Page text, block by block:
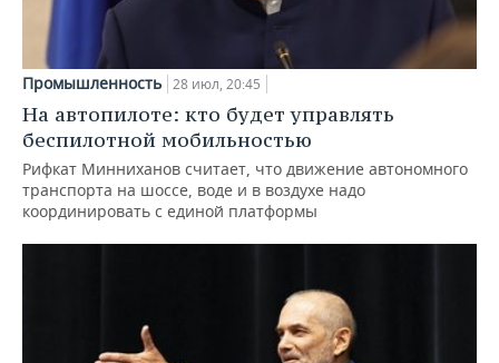
Промышленность 28 июл, 20:45
На автопилоте: кто будет управлять
беспилотной мобильностью
Рифкат Минниханов считает, что движение автономного
транспорта на шоссе, воде и в воздухе надо
координировать с единой платформы